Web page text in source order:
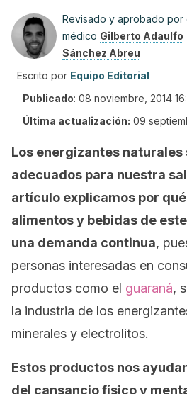
Revisado y aprobado por
médico Gilberto Adaulfo
Sánchez Abreu
Escrito por Equipo Editorial
Publicado: 08 noviembre, 2014
Última actualización: 09
Los energizantes naturales
adecuados para nuestra
artículo explicamos por
alimentos y bebidas de
una demanda continua,
personas interesadas en
productos como el guaraná,
la industria de los
minerales y electrolitos.
Estos productos nos
del cansancio físico y